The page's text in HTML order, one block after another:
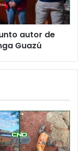
autor de
Guazú